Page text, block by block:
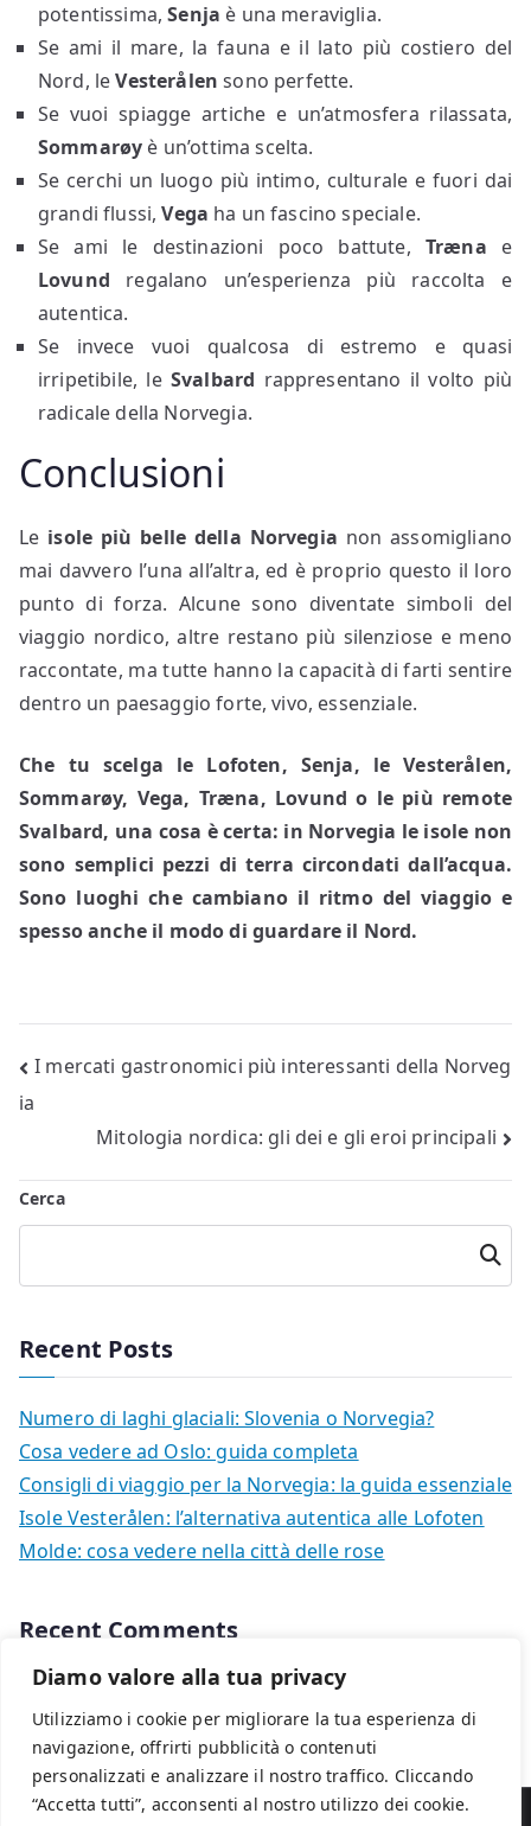
Diamo valore alla tua privacy
Utilizziamo i cookie per migliorare la tua esperienza di
navigazione, offrirti pubblicità o contenuti
personalizzati e analizzare il nostro traffico. Cliccando
“Accetta tutti”, acconsenti al nostro utilizzo dei cookie.
potentissima,Senja è una meraviglia.
Se ami il mare, la fauna e il lato più costiero del
Nord, leVesterålen sono perfette.
Se vuoi spiagge artiche e un’atmosfera rilassata,
Sommarøy è un’ottima scelta.
Se cerchi un luogo più intimo, culturale e fuori dai
grandi flussi,Vega ha un fascino speciale.
Se ami le destinazioni poco battute, Træna e
Lovund regalano un’esperienza più raccolta e
autentica.
Se invece vuoi qualcosa di estremo e quasi
irripetibile, le Svalbard rappresentano il volto più
radicale della Norvegia.
Conclusioni
Le isole più belle della Norvegia non assomigliano
mai davvero l’una all’altra, ed è proprio questo il loro
punto di forza. Alcune sono diventate simboli del
viaggio nordico, altre restano più silenziose e meno
raccontate, ma tutte hanno la capacità di farti sentire
dentro un paesaggio forte, vivo, essenziale.
Che tu scelga le Lofoten, Senja, le Vesterålen,
Sommarøy, Vega, Træna, Lovund o le più remote
Svalbard, una cosa è certa: in Norvegia le isole non
sono semplici pezzi di terra circondati dall’acqua.
Sono luoghi che cambiano il ritmo del viaggio e
spesso anche il modo di guardare il Nord.
Navigazione
articoli
I mercati gastronomici più interessanti della Norveg
ia
Mitologia nordica: gli dei e gli eroi principali
Cerca
Cerca
Recent Posts
Numero di laghi glaciali: Slovenia o Norvegia?
Cosa vedere ad Oslo: guida completa
Consigli di viaggio per la Norvegia: la guida essenziale
Isole Vesterålen: l’alternativa autentica alle Lofoten
Molde: cosa vedere nella città delle rose
Recent Comments
Copyright © 2026Viaggi in Norvegia. Powered byZakra